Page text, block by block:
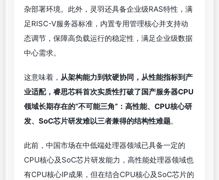
杂部署环境。此外，灵羽还具备企业级RAS特性，满
足RISC-V服务器标准，内置专用管理核心并支持动
态调节，保障高负载运行的稳定性，满足企业级数据
中心需求。
这意味着， 从架构能力到软硬协同，从性能指标到产
业适配，睿思芯科首次实质性打破了国产服务器CPU
领域长期存在的“不可能三角”：高性能、CPU核心研
发、SoC芯片研发难以三者兼得的结构性难题。
此前，中国市场在中低端处理器领域已具备一定的
CPU核心及SoC芯片研发能力，高性能处理器领域也
有CPU核心IP成果，但在结合CPU核心及SoC芯片的